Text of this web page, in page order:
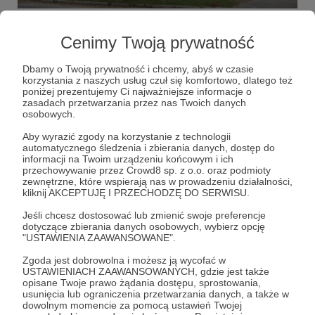
Cenimy Twoją prywatność
Dbamy o Twoją prywatność i chcemy, abyś w czasie
korzystania z naszych usług czuł się komfortowo, dlatego też
poniżej prezentujemy Ci najważniejsze informacje o
zasadach przetwarzania przez nas Twoich danych
osobowych.
Aby wyrazić zgody na korzystanie z technologii
automatycznego śledzenia i zbierania danych, dostęp do
informacji na Twoim urządzeniu końcowym i ich
przechowywanie przez Crowd8 sp. z o.o. oraz podmioty
zewnętrzne, które wspierają nas w prowadzeniu działalności,
kliknij AKCEPTUJĘ I PRZECHODZĘ DO SERWISU.
Jeśli chcesz dostosować lub zmienić swoje preferencje
dotyczące zbierania danych osobowych, wybierz opcję
"USTAWIENIA ZAAWANSOWANE".
Zgoda jest dobrowolna i możesz ją wycofać w
USTAWIENIACH ZAAWANSOWANYCH, gdzie jest także
opisane Twoje prawo żądania dostępu, sprostowania,
usunięcia lub ograniczenia przetwarzania danych, a także w
dowolnym momencie za pomocą ustawień Twojej
– Oni na nas ćwiczą – Jefanow uśmiechał się smutno,
wypowiadając to zdanie. – Dziennie spada na miasto
trzydzieści-czterdzieści dronów, atakowane są auta,
grupki osób, pojedynczy przechodnie.
Chersoń dronowanie rosyjskie zbrodnie wojenne
+5
18.09.2024 ● Brak komentarzy